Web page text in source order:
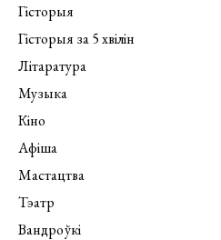
Гісторыя
Гісторыя за 5 хвілін
Літаратура
Музыка
Кіно
Афіша
Мастацтва
Тэатр
Вандроўкі